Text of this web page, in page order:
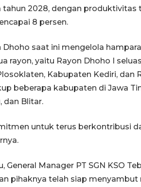
tahun 2028, dengan
8 persen.
Dhoho saat ini mengelola
rayon, yaitu Rayon Dhoho I
Kabupaten Kediri, dan
beberapa kabupaten di Jawa
dan Blitar.
untuk terus berkontribusi
General Manager PT SGN KSO
pihaknya telah siap menyambut